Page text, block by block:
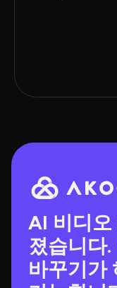
AI 비디오
졌습니다
바꾸기가